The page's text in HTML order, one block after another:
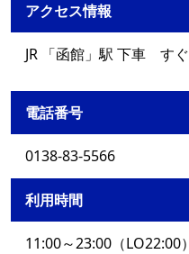
アクセス情報
JR 「函館」駅 下車 すぐ
電話番号
0138-83-5566
利用時間
11:00～23:00（LO22:00）